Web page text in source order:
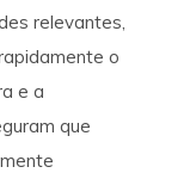
relevantes,
o
e a
que